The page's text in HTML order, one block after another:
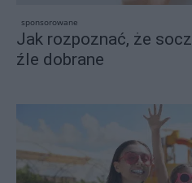
sponsorowane
Jak rozpoznać, że
źle dobrane